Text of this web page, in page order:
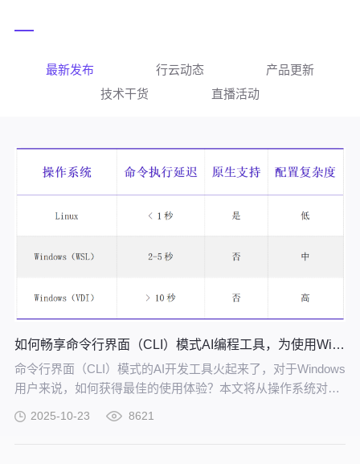
最新发布 行云动态
产品更新
技术干货
直播活动
如何畅享命令行界面（CLI）模式AI编程工具，为使用Windows PC的开发者提供一些建议
命令行界面（CLI）模式的AI开发工具火起来了，对于Windows
用户来说，如何获得最佳的使用体验？本文将从操作系统对
提供一些相关建议。
2025-10-23 8621